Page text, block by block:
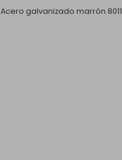
Acero galvanizado marrón 8011